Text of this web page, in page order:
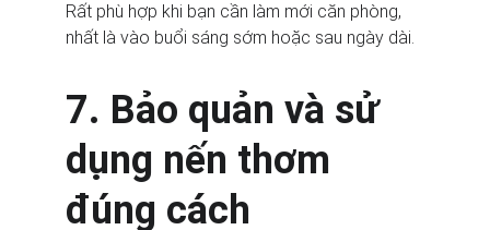
Rất phù hợp khi bạn cần làm mới căn phòng,
nhất là vào buổi sáng sớm hoặc sau ngày dài.
7. Bảo quản và sử
dụng nến thơm
đúng cách